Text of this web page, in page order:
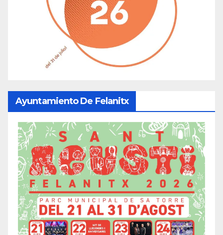
Ayuntamiento De Felanitx